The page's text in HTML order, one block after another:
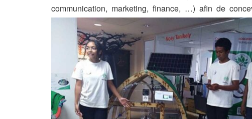
communication, marketing, finance, …) afin de